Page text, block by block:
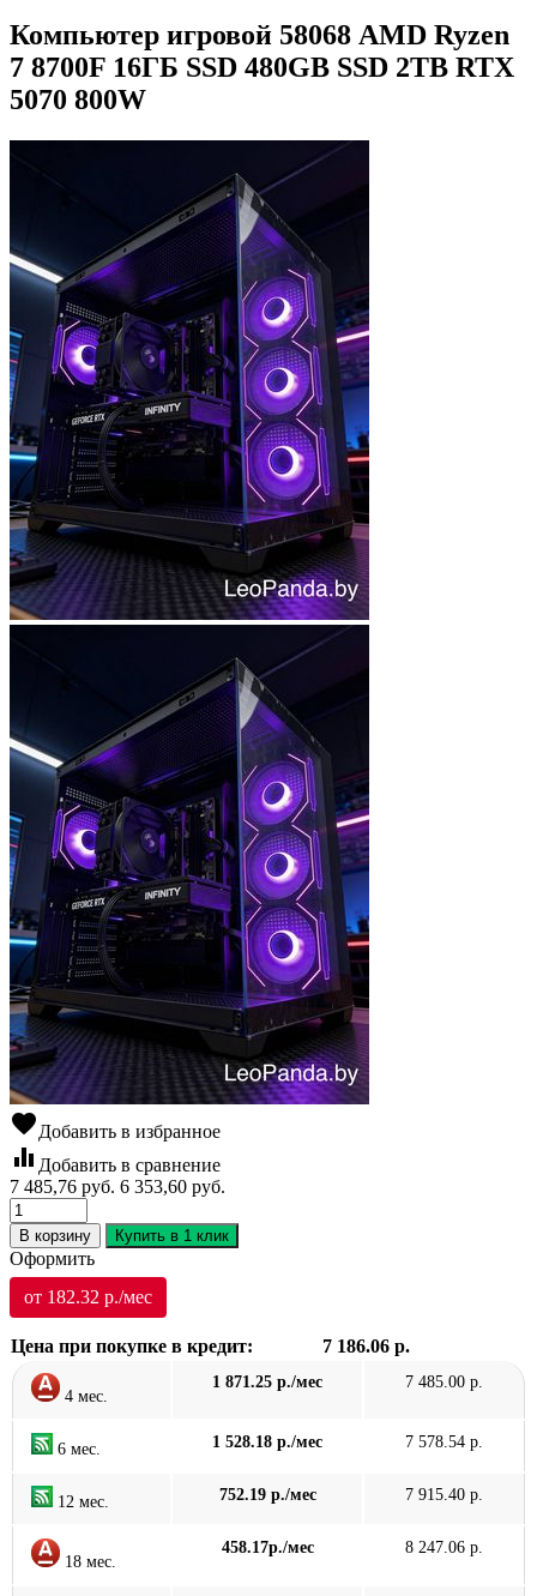
Компьютер игровой 58068 AMD Ryzen
7 8700F 16ГБ SSD 480GB SSD 2TB RTX
5070 800W
favoriteДобавить в избранное
equalizer Добавить в сравнение
7 485,76 руб. 6 353,60 руб.
В корзину Купить в 1 клик
Оформить
от 182.32 р./мес
Цена при покупке в кредит: 7 186.06 р.
4 мес.
1 871.25 р./мес 7 485.00 р.
6 мес. 1 528.18 р./мес 7 578.54 р.
12 мес. 752.19 р./мес 7 915.40 р.
18 мес.
458.17р./мес 8 247.06 р.